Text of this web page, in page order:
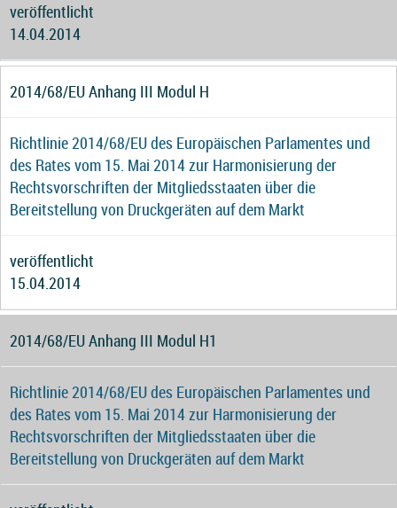
veröffentlicht
14.04.2014
2014/68/EU Anhang III Modul H
Richtlinie 2014/68/EU des Europäischen Parlamentes und
des Rates vom 15. Mai 2014 zur Harmonisierung der
Rechtsvorschriften der Mitgliedsstaaten über die
Bereitstellung von Druckgeräten auf dem Markt
veröffentlicht
15.04.2014
2014/68/EU Anhang III Modul H1
Richtlinie 2014/68/EU des Europäischen Parlamentes und
des Rates vom 15. Mai 2014 zur Harmonisierung der
Rechtsvorschriften der Mitgliedsstaaten über die
Bereitstellung von Druckgeräten auf dem Markt